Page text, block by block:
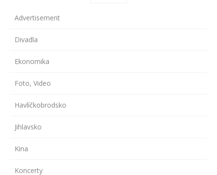
Advertisement
Divadla
Ekonomika
Foto, Video
Havlíčkobrodsko
Jihlavsko
Kina
Koncerty